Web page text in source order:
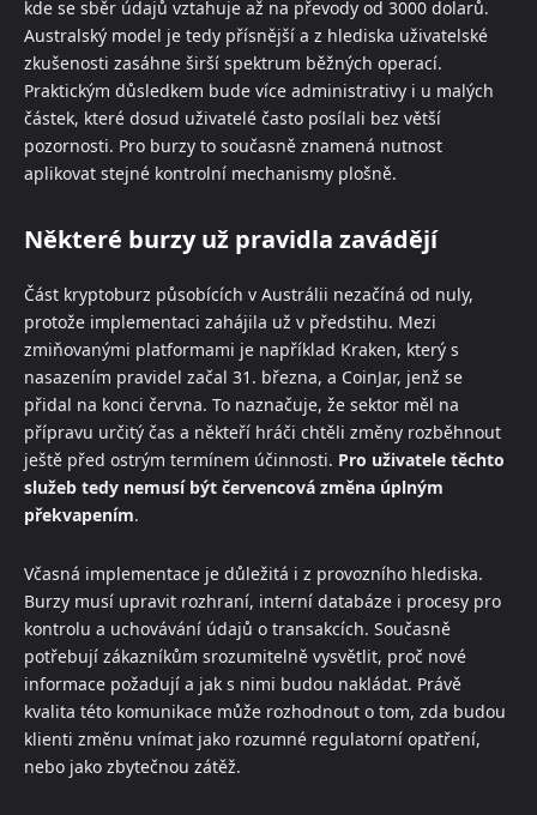
kde se sběr údajů vztahuje až na převody od 3000 dolarů.
Australský model je tedy přísnější a z hlediska uživatelské
zkušenosti zasáhne širší spektrum běžných operací.
Praktickým důsledkem bude více administrativy i u malých
částek, které dosud uživatelé často posílali bez větší
pozornosti. Pro burzy to současně znamená nutnost
aplikovat stejné kontrolní mechanismy plošně.
Některé burzy už pravidla zavádějí
Část kryptoburz působících v Austrálii nezačíná od nuly,
protože implementaci zahájila už v předstihu. Mezi
zmiňovanými platformami je například Kraken, který s
nasazením pravidel začal 31. března, a CoinJar, jenž se
přidal na konci června. To naznačuje, že sektor měl na
přípravu určitý čas a někteří hráči chtěli změny rozběhnout
ještě před ostrým termínem účinnosti. Pro uživatele těchto
služeb tedy nemusí být červencová změna úplným
překvapením.
Včasná implementace je důležitá i z provozního hlediska.
Burzy musí upravit rozhraní, interní databáze i procesy pro
kontrolu a uchovávání údajů o transakcích. Současně
potřebují zákazníkům srozumitelně vysvětlit, proč nové
informace požadují a jak s nimi budou nakládat. Právě
kvalita této komunikace může rozhodnout o tom, zda budou
klienti změnu vnímat jako rozumné regulatorní opatření,
nebo jako zbytečnou zátěž.